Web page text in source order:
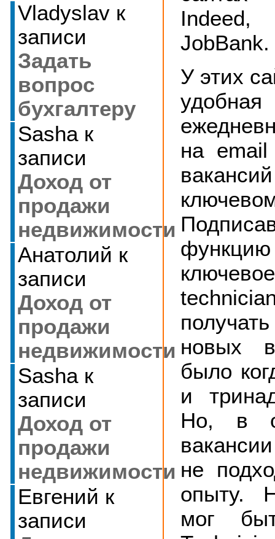
Vladyslavк
записи
Задать
вопрос
бухгалтеру
Sashaк
записи
Доход от
продажи
недвижимости
Анатолий к
записи
Доход от
продажи
недвижимости
Sashaк
записи
Доход от
продажи
недвижимости
Евгений к
записи
Indeed,
JobBank.
У этих
на email
новых
было
и
Но, в
не
опыту.
мог